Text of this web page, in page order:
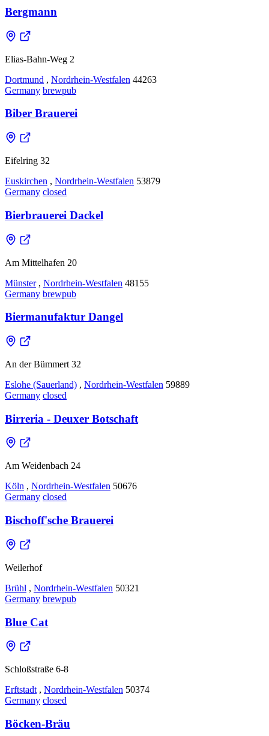
Bergmann
Elias-Bahn-Weg 2
Dortmund , Nordrhein-Westfalen 44263
Germany brewpub
Biber Brauerei
Eifelring 32
Euskirchen , Nordrhein-Westfalen 53879
Germany closed
Bierbrauerei Dackel
Am Mittelhafen 20
Münster , Nordrhein-Westfalen 48155
Germany brewpub
Biermanufaktur Dangel
An der Bümmert 32
Eslohe (Sauerland) , Nordrhein-Westfalen 59889
Germany closed
Birreria - Deuxer Botschaft
Am Weidenbach 24
Köln , Nordrhein-Westfalen 50676
Germany closed
Bischoff'sche Brauerei
Weilerhof
Brühl , Nordrhein-Westfalen 50321
Germany brewpub
Blue Cat
Schloßstraße 6-8
Erftstadt , Nordrhein-Westfalen 50374
Germany closed
Böcken-Bräu